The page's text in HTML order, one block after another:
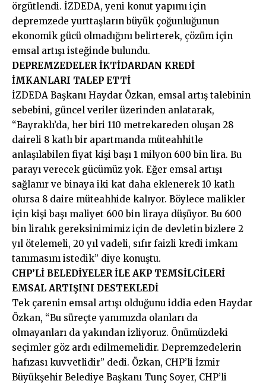
örgütlendi. İZDEDA, yeni konut yapımı için
depremzede yurttaşların büyük çoğunluğunun
ekonomik gücü olmadığını belirterek, çözüm için
emsal artışı isteğinde bulundu.
DEPREMZEDELER İKTİDARDAN KREDİ
İMKANLARI TALEP ETTİ
İZDEDA Başkanı Haydar Özkan, emsal artış talebinin
sebebini, güncel veriler üzerinden anlatarak,
“Bayraklı’da, her biri 110 metrekareden oluşan 28
daireli 8 katlı bir apartmanda müteahhitle
anlaşılabilen fiyat kişi başı 1 milyon 600 bin lira. Bu
parayı verecek gücümüz yok. Eğer emsal artışı
sağlanır ve binaya iki kat daha eklenerek 10 katlı
olursa 8 daire müteahhide kalıyor. Böylece malikler
için kişi başı maliyet 600 bin liraya düşüyor. Bu 600
bin liralık gereksinimimiz için de devletin bizlere 2
yıl ötelemeli, 20 yıl vadeli, sıfır faizli kredi imkanı
tanımasını istedik” diye konuştu.
CHP’Lİ BELEDİYELER İLE AKP TEMSİLCİLERİ
EMSAL ARTIŞINI DESTEKLEDİ
Tek çarenin emsal artışı olduğunu iddia eden Haydar
Özkan, “Bu süreçte yanımızda olanları da
olmayanları da yakından izliyoruz. Önümüzdeki
seçimler göz ardı edilmemelidir. Depremzedelerin
hafızası kuvvetlidir” dedi. Özkan, CHP’li İzmir
Büyükşehir Belediye Başkanı Tunç Soyer, CHP’li